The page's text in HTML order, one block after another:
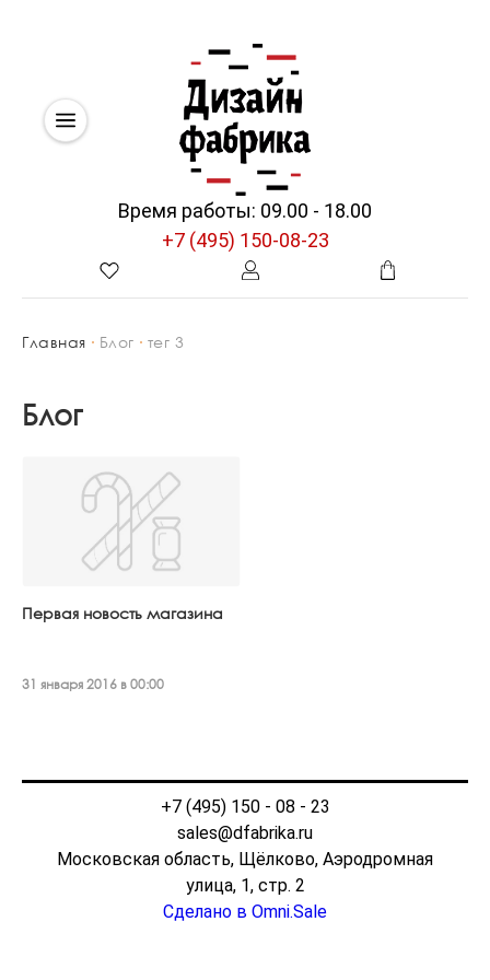
Время работы: 09.00 - 18.00
+7 (495) 150-08-23
Главная Блог тег 3
Блог
Первая новость магазина
31 января 2016 в 00:00
+7 (495) 150 - 08 - 23
sales@dfabrika.ru
Московская область, Щёлково, Аэродромная
улица, 1, стр. 2
Сделано в Omni.Sale